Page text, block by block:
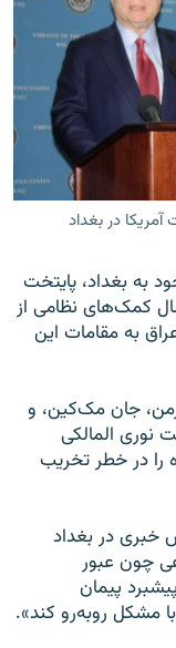
در بغداد
به بغداد، پایتخت
درباره ارسال کمک‌های نظامی از
به مقامات این
جان مک‌کین، و
نوری المالکی
را در خطر تخریب
خبری در بغداد
چون عبور
پیمان
مشکل روبه‌رو کند».